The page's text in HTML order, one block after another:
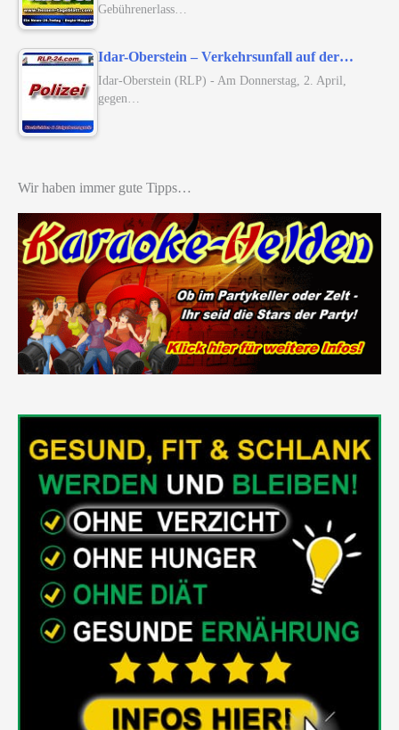
Gebührenerlass…
Idar-Oberstein – Verkehrsunfall auf der…
Idar-Oberstein (RLP) - Am Donnerstag, 2. April,
gegen…
Wir haben immer gute Tipps…